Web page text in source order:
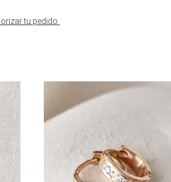
tu pedido.